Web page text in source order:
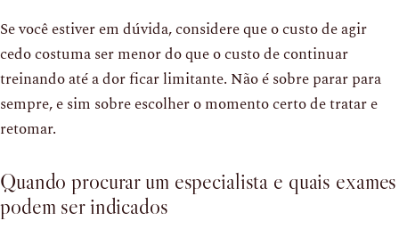
Se você estiver em dúvida, considere que o custo de agir
cedo costuma ser menor do que o custo de continuar
treinando até a dor ficar limitante. Não é sobre parar para
sempre, e sim sobre escolher o momento certo de tratar e
retomar.
Quando procurar um especialista e quais exames
podem ser indicados